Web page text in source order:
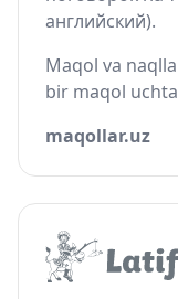
английский).
Maqol va
bir maqol
maqollar.uz